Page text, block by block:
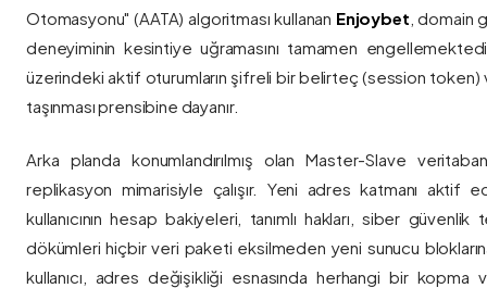
Otomasyonu" (AATA) algoritması kullanan Enjoybet , domain
deneyiminin kesintiye uğramasını tamamen
üzerindeki aktif oturumların şifreli bir belirteç (session token)
taşınması prensibine dayanır.
Arka planda konumlandırılmış olan Master-Slave
replikasyon mimarisiyle çalışır. Yeni adres katmanı aktif
kullanıcının hesap bakiyeleri, tanımlı hakları, siber
dökümleri hiçbir veri paketi eksilmeden yeni sunucu
kullanıcı, adres değişikliği esnasında herhangi bir